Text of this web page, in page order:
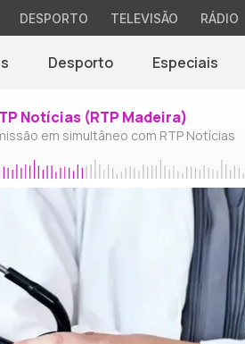
DESPORTO TELEVISÃO RÁDIO
Desporto Especiais
Notícias (RTP Madeira)
em simultâneo com RTP Notícias